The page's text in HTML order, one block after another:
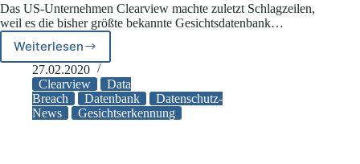
Das US-Unternehmen Clearview machte zuletzt Schlagzeilen,
weil es die bisher größte bekannte Gesichtsdatenbank…
WeiterlesenClearview:
Unbefugter
erlangte
Zugriff
auf
27.02.2020
Clearview
Data
Breach
Datenbank
Datenschutz-
News
Gesichtserkennung